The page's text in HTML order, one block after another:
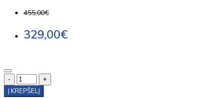
455,00€
329,00€
-
+
Į KREPŠELĮ